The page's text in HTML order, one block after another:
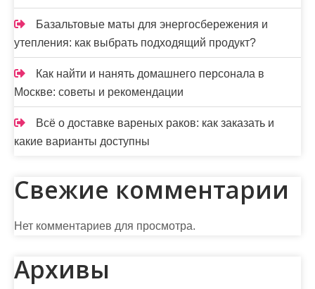
Базальтовые маты для энергосбережения и
утепления: как выбрать подходящий продукт?
Как найти и нанять домашнего персонала в
Москве: советы и рекомендации
Всё о доставке вареных раков: как заказать и
какие варианты доступны
Свежие комментарии
Нет комментариев для просмотра.
Архивы